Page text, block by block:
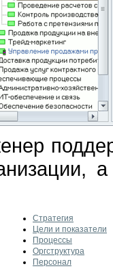
Стратегия
Цели и показатели
Процессы
Оргструктура
Персонал